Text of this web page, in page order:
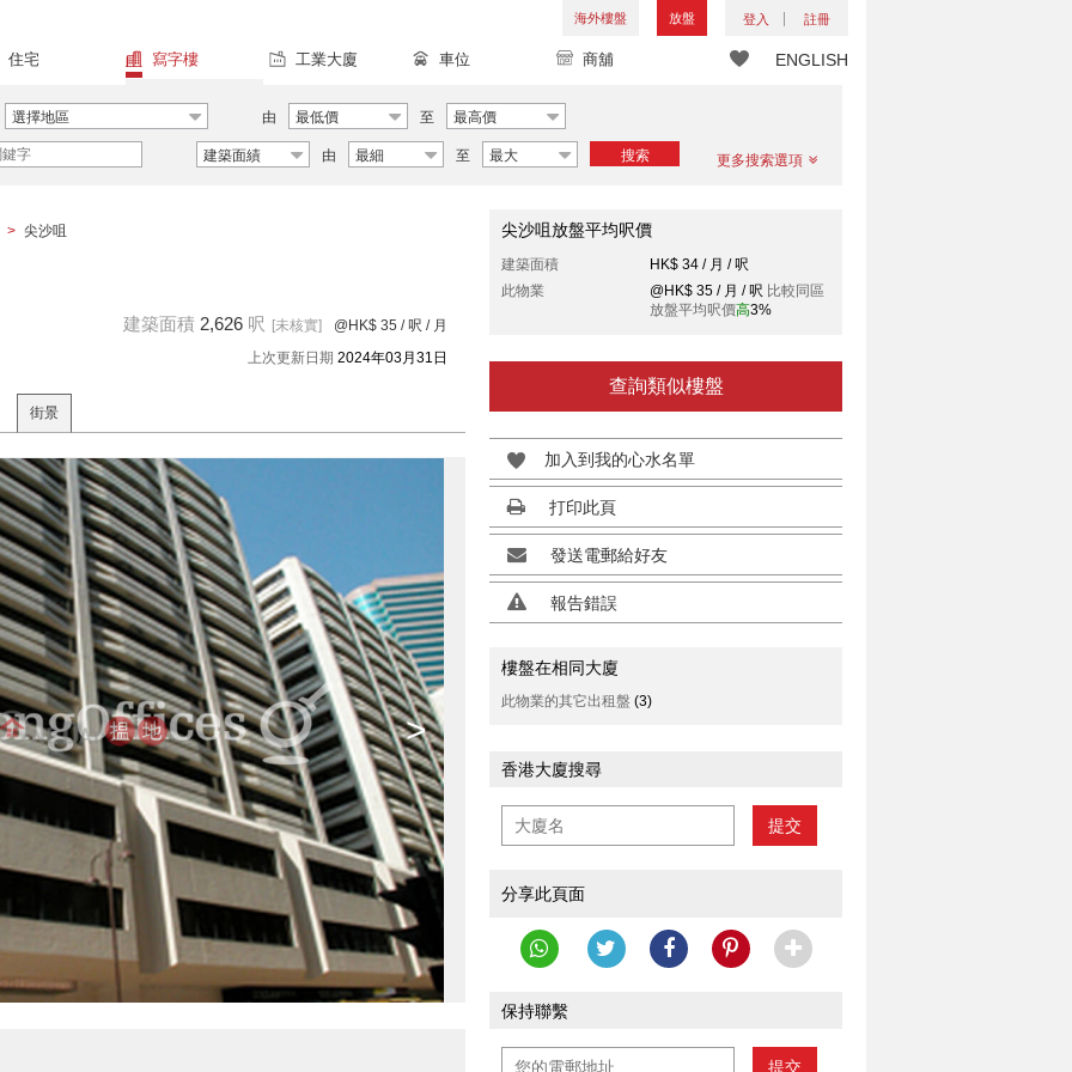
海外樓盤 放盤 登入 註冊
ENGLISH
住宅 寫字樓 工業大廈 車位 商舖
選擇地區 由 最低價 至 最高價
建築面績 由 最細 至 最大 搜索 更多搜索選項
> 尖沙咀
建築面積 2,626 呎 [未核實] @HK$ 35 / 呎 / 月
上次更新日期 2024年03月31日
街景
>
尖沙咀放盤平均呎價
建築面積
HK$ 34 / 月 / 呎
此物業
@HK$ 35 / 月 / 呎 比較同區
放盤平均呎價高3%
查詢類似樓盤
加入到我的心水名單
打印此頁
發送電郵給好友
報告錯誤
樓盤在相同大廈
此物業的其它出租盤 (3)
香港大廈搜尋
提交
分享此頁面
保持聯繫
提交